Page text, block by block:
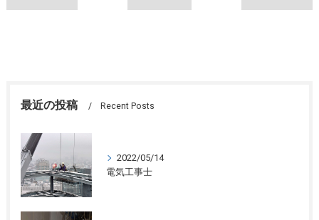
最近の投稿 Recent Posts
2022/05/14
電気工事士